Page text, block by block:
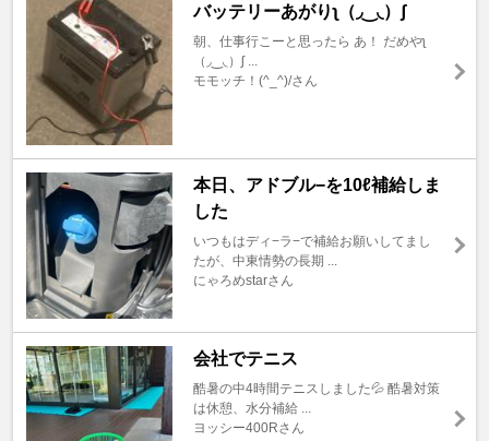
バッテリーあがりʅ（◞‿◟）ʃ
朝、仕事行こーと思ったら あ！ だめやʅ
（◞‿◟）ʃ ...
モモッチ！(^_^)/さん
本日、アドブル−を10ℓ補給しま
した
いつもはディ−ラ−で補給お願いしてまし
たが、中東情勢の長期 ...
にゃろめstarさん
会社でテニス
酷暑の中4時間テニスしました💦 酷暑対策
は休憩、水分補給 ...
ヨッシー400Rさん